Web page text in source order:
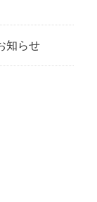
知らせ